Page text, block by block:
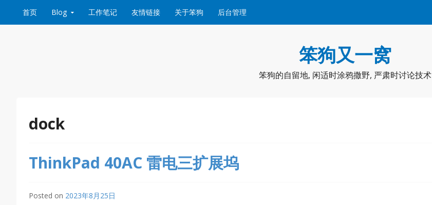
首页 Blog 工作笔记 友情链接 关于笨狗 后台管理
笨狗又一窝
笨狗的自留地, 闲适时涂鸦撒野, 严肃时讨论技术
dock
ThinkPad 40AC 雷电三扩展坞
Posted on 2023年8月25日